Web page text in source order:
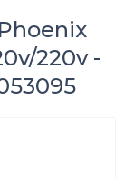
220v -